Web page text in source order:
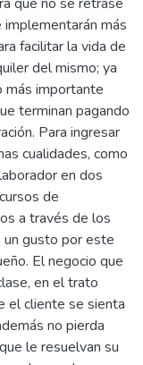
más
facilitar la vida de
del mismo; ya
más importante
terminan pagando
Para ingresar
cualidades, como
en dos
de
a través de los
un gusto por este
El negocio que
en el trato
el cliente se sienta
no pierda
le resuelvan su